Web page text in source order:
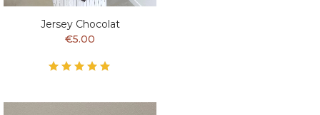
Jersey Chocolat
€5.00